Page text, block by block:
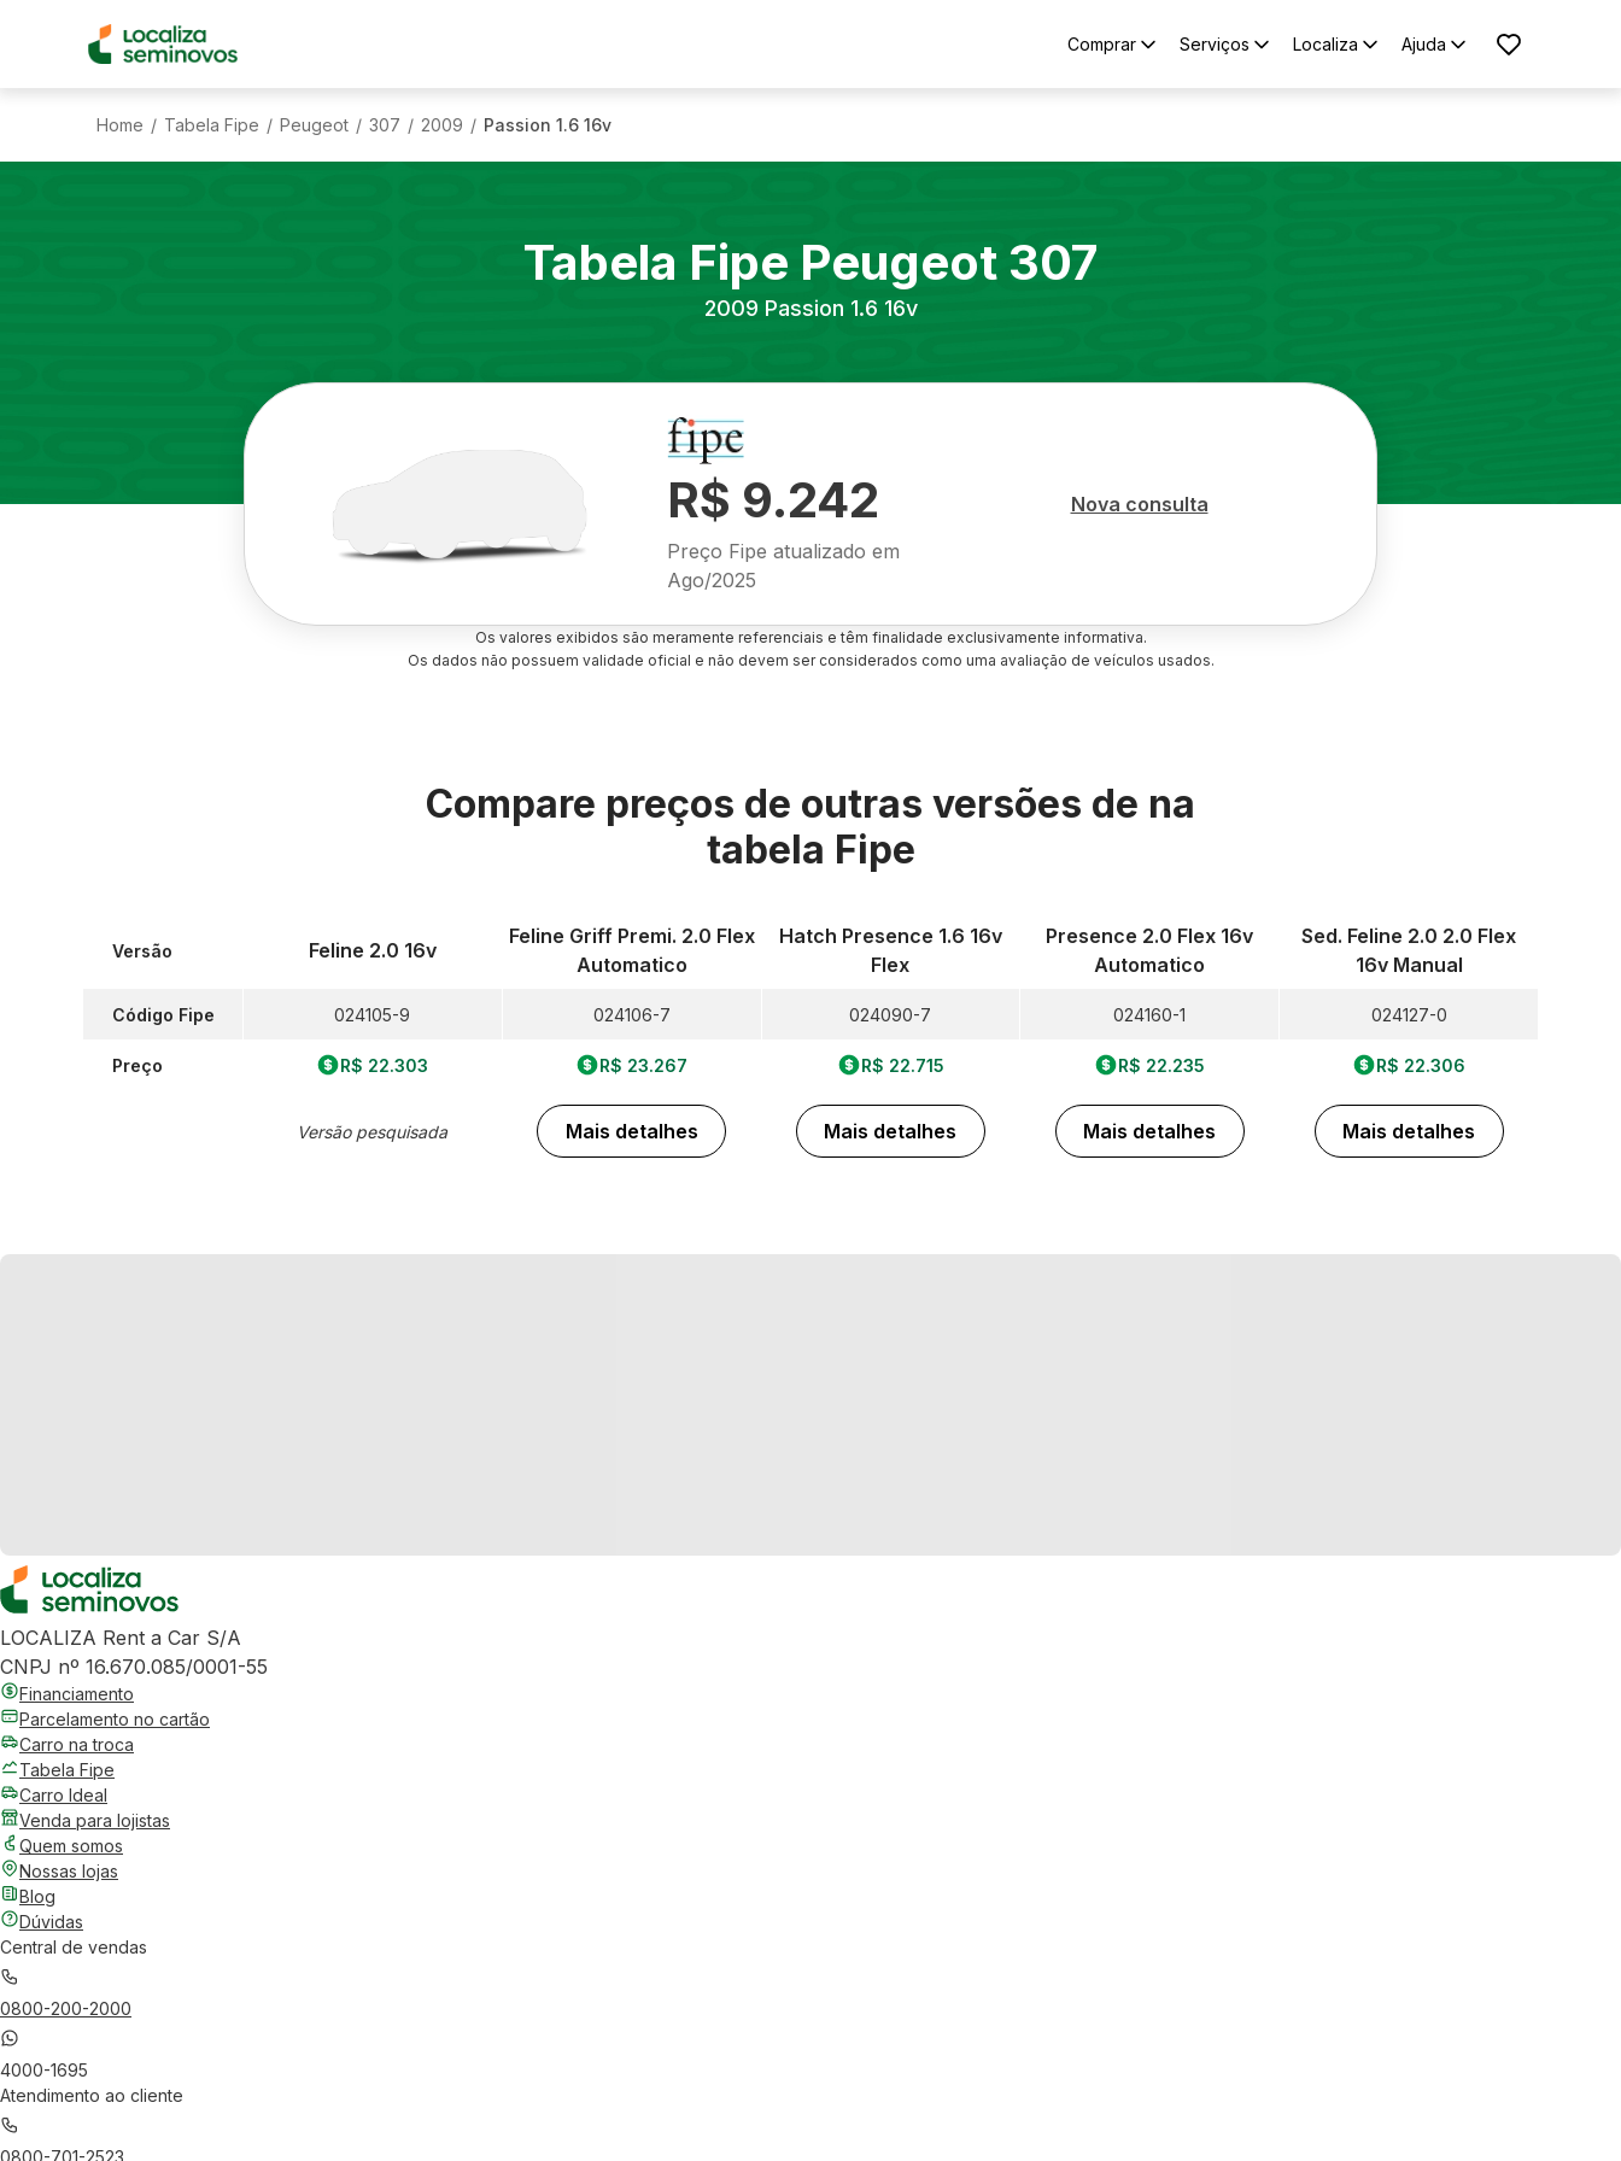
Comprar Serviços Localiza Ajuda
Home / Tabela Fipe / Peugeot / 307 / 2009 / Passion 1.6 16v
Tabela Fipe Peugeot 307
2009 Passion 1.6 16v
R$ 9.242
Preço Fipe atualizado em
Ago/2025
Nova consulta
Os valores exibidos são meramente referenciais e têm finalidade exclusivamente informativa.
Os dados não possuem validade oficial e não devem ser considerados como uma avaliação de veículos usados.
Compare preços de outras versões de na
tabela Fipe
Versão
Código Fipe
Preço
Feline 2.0 16v
024105-9
R$ 22.303
Versão pesquisada
Feline Griff Premi. 2.0 Flex
Automatico
024106-7
R$ 23.267
Mais detalhes
Hatch Presence 1.6 16v
Flex
024090-7
R$ 22.715
Mais detalhes
Presence 2.0 Flex 16v
Automatico
024160-1
R$ 22.235
Mais detalhes
Sed. Feline 2.0 2.0 Flex
16v Manual
024127-0
R$ 22.306
Mais detalhes
LOCALIZA Rent a Car S/A
CNPJ nº 16.670.085/0001-55
Financiamento
Parcelamento no cartão
Carro na troca
Tabela Fipe
Carro Ideal
Venda para lojistas
Quem somos
Nossas lojas
Blog
Dúvidas
Central de vendas
0800-200-2000
4000-1695
Atendimento ao cliente
0800-701-2523